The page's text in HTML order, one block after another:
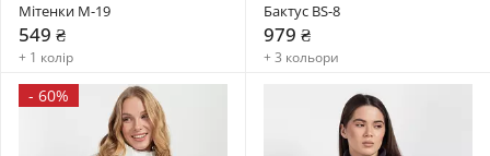
Мітенки М-19
549 ₴
+ 1 колір
Бактус BS-8
979 ₴
+ 3 кольори
- 60%